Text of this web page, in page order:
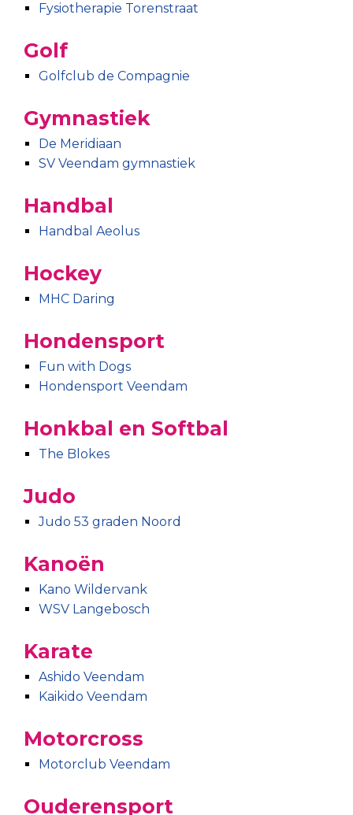
Fysiotherapie Torenstraat
Golf
Golfclub de Compagnie
Gymnastiek
De Meridiaan
SV Veendam gymnastiek
Handbal
Handbal Aeolus
Hockey
MHC Daring
Hondensport
Fun with Dogs
Hondensport Veendam
Honkbal en Softbal
The Blokes
Judo
Judo 53 graden Noord
Kanoën
Kano Wildervank
WSV Langebosch
Karate
Ashido Veendam
Kaikido Veendam
Motorcross
Motorclub Veendam
Ouderensport